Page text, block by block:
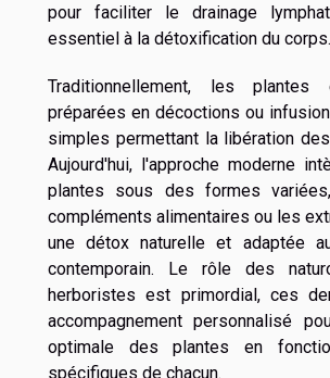
pour faciliter le drainage
essentiel à la détoxification du corps.
Traditionnellement, les plantes
préparées en décoctions ou
simples permettant la libération
Aujourd'hui, l'approche moderne
plantes sous des formes
compléments alimentaires ou les
une détox naturelle et adaptée
contemporain. Le rôle des
herboristes est primordial, ces
accompagnement personnalisé
optimale des plantes en
spécifiques de chacun.